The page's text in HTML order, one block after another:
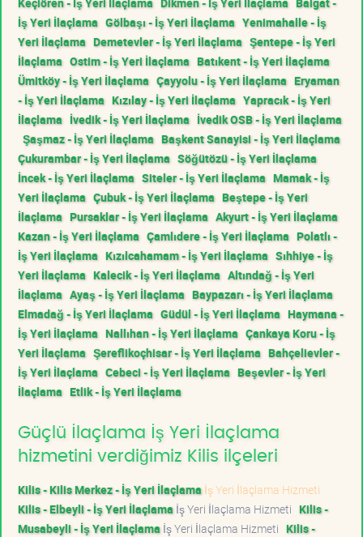
İş Yeri İlaçlama Gölbaşı - İş Yeri İlaçlama Yenimahalle - İş
Yeri İlaçlama Demetevler - İş Yeri İlaçlama Şentepe - İş Yeri
İlaçlama Ostim - İş Yeri İlaçlama Batıkent - İş Yeri İlaçlama
Ümitköy - İş Yeri İlaçlama Çayyolu - İş Yeri İlaçlama Eryaman
- İş Yeri İlaçlama Kızılay - İş Yeri İlaçlama Yapracık - İş Yeri
İlaçlama İvedik - İş Yeri İlaçlama İvedik OSB - İş Yeri İlaçlama
Şaşmaz - İş Yeri İlaçlama Başkent Sanayisi - İş Yeri İlaçlama
Çukurambar - İş Yeri İlaçlama Söğütözü - İş Yeri İlaçlama
İncek - İş Yeri İlaçlama Siteler - İş Yeri İlaçlama Mamak - İş
Yeri İlaçlama Çubuk - İş Yeri İlaçlama Beştepe - İş Yeri
İlaçlama Pursaklar - İş Yeri İlaçlama Akyurt - İş Yeri İlaçlama
Kazan - İş Yeri İlaçlama Çamlıdere - İş Yeri İlaçlama Polatlı -
İş Yeri İlaçlama Kızılcahamam - İş Yeri İlaçlama Sıhhiye - İş
Yeri İlaçlama Kalecik - İş Yeri İlaçlama Altındağ - İş Yeri
İlaçlama Ayaş - İş Yeri İlaçlama Baypazarı - İş Yeri İlaçlama
Elmadağ - İş Yeri İlaçlama Güdül - İş Yeri İlaçlama Haymana -
İş Yeri İlaçlama Nallıhan - İş Yeri İlaçlama Çankaya Koru - İş
Yeri İlaçlama Şereflikoçhisar - İş Yeri İlaçlama Bahçelievler -
İş Yeri İlaçlama Cebeci - İş Yeri İlaçlama Beşevler - İş Yeri
İlaçlama Etlik - İş Yeri İlaçlama
Güçlü İlaçlama İş Yeri İlaçlama
hizmetini verdiğimiz Kilis ilçeleri
Kilis - Kilis Merkez - İş Yeri İlaçlama İş Yeri İlaçlama Hizmeti
Kilis - Elbeyli - İş Yeri İlaçlama İş Yeri İlaçlama Hizmeti Kilis -
Musabeyli - İş Yeri İlaçlama İş Yeri İlaçlama Hizmeti Kilis -